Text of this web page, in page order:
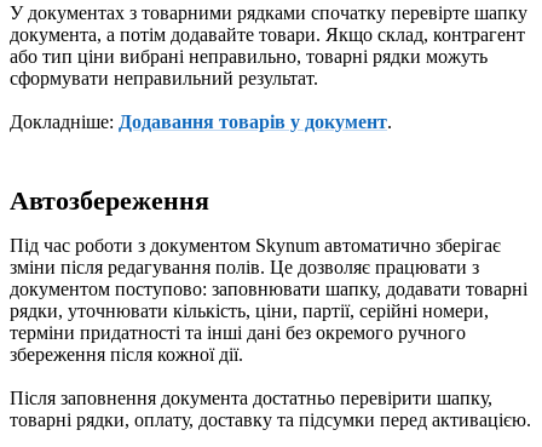
У документах з товарними рядками спочатку перевірте шапку
документа, а потім додавайте товари. Якщо склад, контрагент
або тип ціни вибрані неправильно, товарні рядки можуть
сформувати неправильний результат.
Докладніше: Додавання товарів у документ.
Автозбереження
Під час роботи з документом Skynum автоматично зберігає
зміни після редагування полів. Це дозволяє працювати з
документом поступово: заповнювати шапку, додавати товарні
рядки, уточнювати кількість, ціни, партії, серійні номери,
терміни придатності та інші дані без окремого ручного
збереження після кожної дії.
Після заповнення документа достатньо перевірити шапку,
товарні рядки, оплату, доставку та підсумки перед активацією.